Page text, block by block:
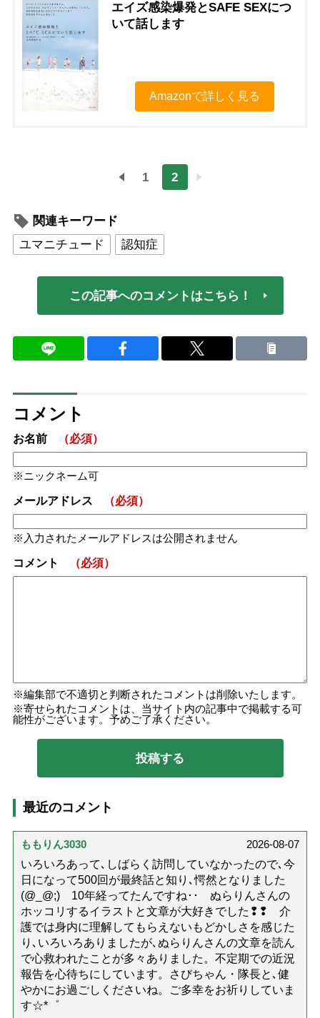
エイズ感染爆発とSAFE SEXにつ
いて話します
Amazonで詳しく見る
1 2
関連キーワード
ユマニチュード
認知症
この記事へのコメントはこちら！
コメント
お名前 （必須）
ニックネーム可
メールアドレス （必須）
入力されたメールアドレスは公開されません
コメント （必須）
編集部で不適切と判断されたコメントは削除いたします。
寄せられたコメントは、当サイト内の記事中で掲載する可
能性がございます。予めご了承ください。
最近のコメント
ももりん3030
2026-08-07
いろいろあって､しばらく訪問していなかったので､今
日になって500回が最終話と知り､愕然となりました
(@_@;) 10年経ってたんですね･･ ぬらりんさんの
ホッコリするイラストと文章が大好きでした❢❢ 介
護では身内に理解してもらえないもどかしさを感じた
り､いろいろありましたが､ぬらりんさんの文章を読ん
で心救われたことが多々ありました。不定期での近況
報告を心待ちにしています。さびちゃん・隊長と､健
やかにお過ごしくださいね。ご多幸をお祈りしていま
す☆*゜